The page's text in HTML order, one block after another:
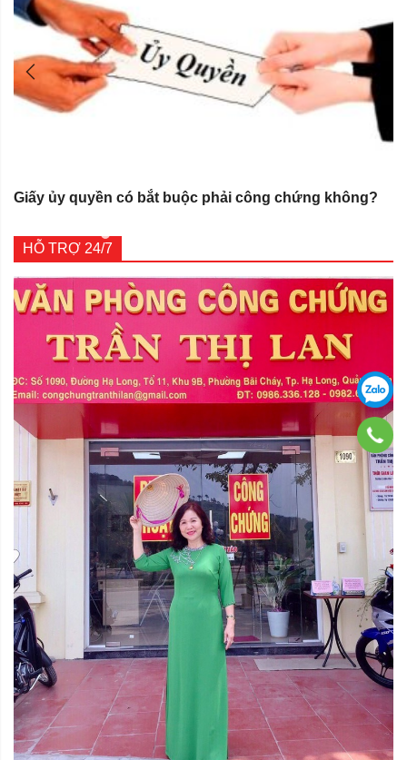
Giấy ủy quyền có bắt buộc phải công chứng không?
HỖ TRỢ 24/7